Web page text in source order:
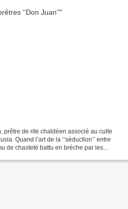
prêtre de rite chaldéen associé au culte
Quand l’art de la ‘‘séduction’’ entre
de chasteté battu en brèche par les